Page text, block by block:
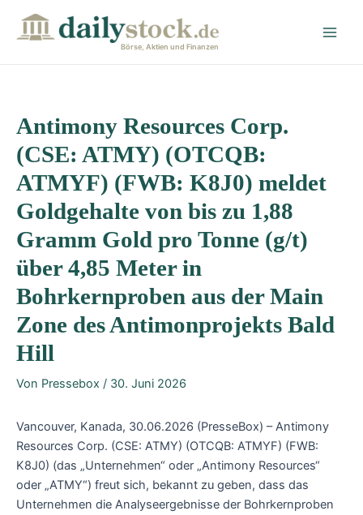
Börse, Aktien und Finanzen
Antimony Resources Corp.
(CSE: ATMY) (OTCQB:
ATMYF) (FWB: K8J0) meldet
Goldgehalte von bis zu 1,88
Gramm Gold pro Tonne (g/t)
über 4,85 Meter in
Bohrkernproben aus der Main
Zone des Antimonprojekts Bald
Hill
Von Pressebox / 30. Juni 2026
Vancouver, Kanada, 30.06.2026 (PresseBox) – Antimony
Resources Corp. (CSE: ATMY) (OTCQB: ATMYF) (FWB:
K8J0) (das „Unternehmen“ oder „Antimony Resources“
oder „ATMY“) freut sich, bekannt zu geben, dass das
Unternehmen die Analyseergebnisse der Bohrkernproben